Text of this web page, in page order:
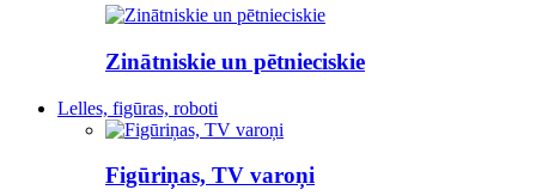
Zinātniskie un pētnieciskie
Lelles, figūras, roboti
Figūriņas, TV varoņi